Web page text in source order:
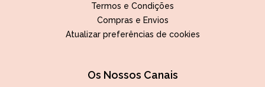
Termos e Condições
Compras e Envios
Atualizar preferências de cookies
Os Nossos Canais